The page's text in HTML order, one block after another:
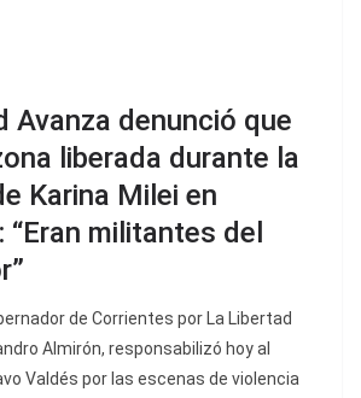
Avanza denunció que
liberada durante la
Karina Milei en
“Eran militantes del
de Corrientes por La Libertad
Almirón, responsabilizó hoy al
Valdés por las escenas de violencia